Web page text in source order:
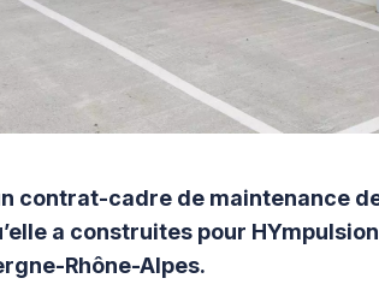
contrat-cadre de maintenance
a construites pour
Rhône-Alpes.